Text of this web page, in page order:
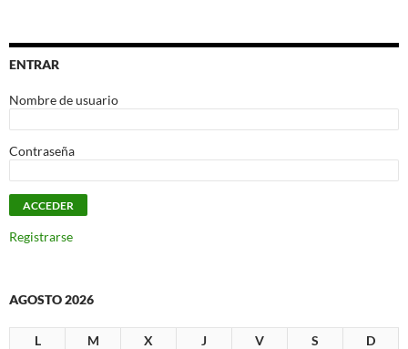
ENTRAR
Nombre de usuario
Contraseña
Registrarse
AGOSTO 2026
L M X J V S
D